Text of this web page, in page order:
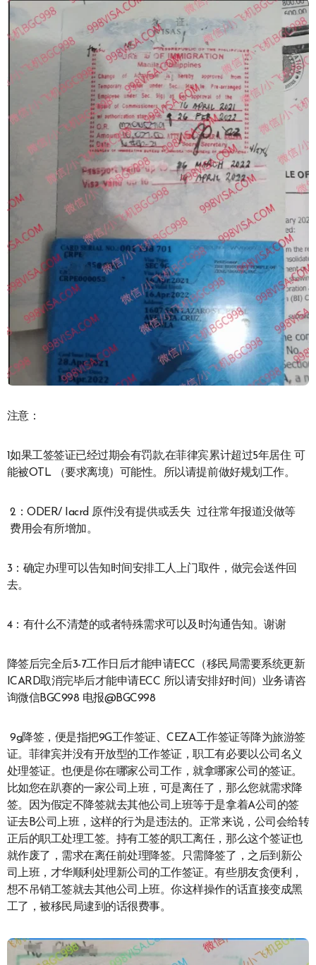
注意：
1如果工签签证已经过期会有罚款,在菲律宾累计超过5年居住 可
能被OTL （要求离境）可能性。所以请提前做好规划工作。
2：ODER/ Iacrd 原件没有提供或丢失 过往常年报道没做等
费用会有所增加。
3：确定办理可以告知时间安排工人上门取件，做完会送件回
去。
4：有什么不清楚的或者特殊需求可以及时沟通告知。谢谢
降签后完全后3-7工作日后才能申请ECC（移民局需要系统更新
ICARD取消完毕后才能申请ECC 所以请安排好时间）业务请咨
询微信BGC998 电报@BGC998
9g降签，便是指把9G工作签证、CEZA工作签证等降为旅游签
证。菲律宾并没有开放型的工作签证，职工有必要以公司名义
处理签证。也便是你在哪家公司工作，就拿哪家公司的签证。
比如您在趴赛的一家公司上班，可是离任了，那么您就需求降
签。因为假定不降签就去其他公司上班等于是拿着A公司的签
证去B公司上班，这样的行为是违法的。正常来说，公司会给转
正后的职工处理工签。持有工签的职工离任，那么这个签证也
就作废了，需求在离任前处理降签。只需降签了，之后到新公
司上班，才华顺利处理新公司的工作签证。有些朋友贪便利，
想不吊销工签就去其他公司上班。你这样操作的话直接变成黑
工了，被移民局逮到的话很费事。